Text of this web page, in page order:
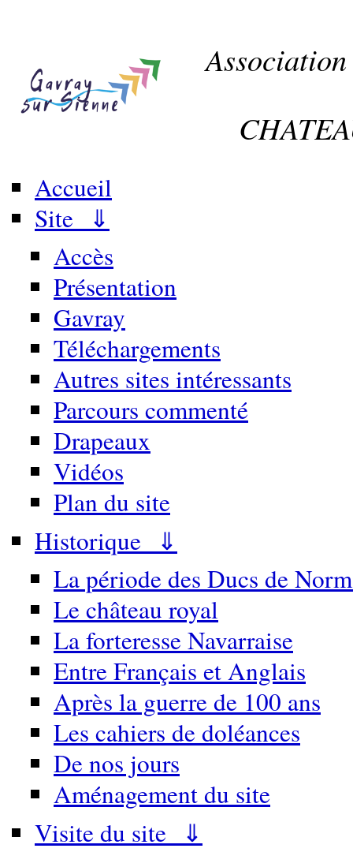
Association
Accueil
Site ⇓
Accès
Présentation
Gavray
Téléchargements
Autres sites intéressants
Parcours commenté
Drapeaux
Vidéos
Plan du site
Historique ⇓
La période des Ducs de
Le château royal
La forteresse Navarraise
Entre Français et Anglais
Après la guerre de 100 ans
Les cahiers de doléances
De nos jours
Aménagement du site
Visite du site ⇓